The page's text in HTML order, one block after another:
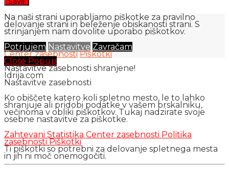
Na naši strani uporabljamo piškotke za pravilno
delovanje strani in beleženje obiskanosti strani. S
strinjanjem nam dovolite uporabo piškotkov.
Potrjujem Nastavitve Zavračam
Center zasebnosti Piškotki
Close Popup
Nastavitve zasebnosti shranjene!
Idrija.com
Nastavitve zasebnosti
Ko obiščete katero koli spletno mesto, le to lahko
shranjuje ali pridobi podatke v vašem brskalniku,
večinoma v obliki piškotkov. Tukaj nadzirate svoje
osebne nastavitve za piškotke.
Zahtevani Statistika Center zasebnosti Politika
zasebnosti Piškotki
Ti piškotki so potrebni za delovanje spletnega mesta
in jih ni moč onemogočiti.